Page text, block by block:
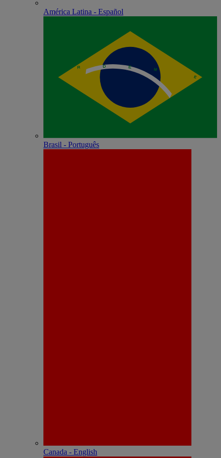
América Latina - Español
Brasil - Português
Canada - English